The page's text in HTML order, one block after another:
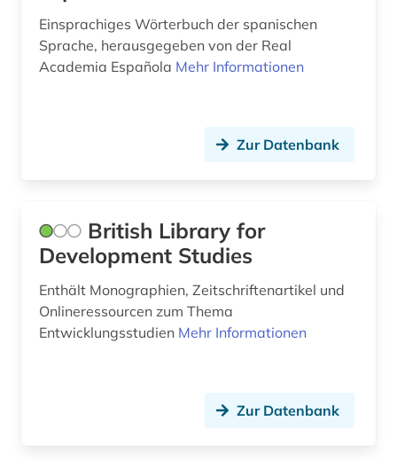
sprachtypologie (1)
sprachwissenschaft (5)
stilistik (1)
suchmaschine (1)
südamerika (10)
südostasien (1)
südosteuropa (1)
Einsprachiges Wörterbuch der spanischen
Sprache, herausgegeben von der Real
Academia Española Mehr Informationen
Zur Datenbank
British Library for
Development Studies
Enthält Monographien, Zeitschriftenartikel und
Onlineressourcen zum Thema
Entwicklungsstudien Mehr Informationen
Zur Datenbank